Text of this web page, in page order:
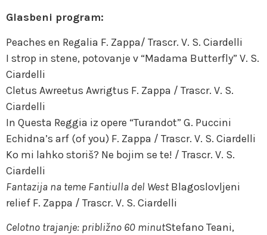
Glasbeni program:
Peaches en Regalia F. Zappa/ Trascr. V. S. Ciardelli
I strop in stene, potovanje v “Madama Butterfly” V. S.
Ciardelli
Cletus Awreetus Awrigtus F. Zappa / Trascr. V. S.
Ciardelli
In Questa Reggia iz opere “Turandot” G. Puccini
Echidna’s arf (of you) F. Zappa / Trascr. V. S. Ciardelli
Ko mi lahko storiš? Ne bojim se te! / Trascr. V. S.
Ciardelli
Fantazija na teme Fantiulla del WestBlagoslovljeni
relief F. Zappa / Trascr. V. S. Ciardelli
Celotno trajanje: približno 60 minutStefano Teani,